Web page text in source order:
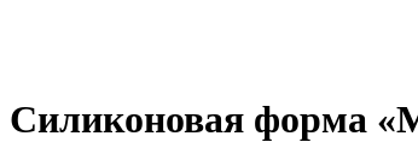
Силиконовая форма